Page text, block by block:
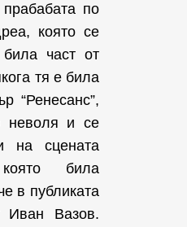
по
която се
част от
тя е била
“Ренесанс”,
неволя и се
на сцената
била
в публиката
Иван Вазов.